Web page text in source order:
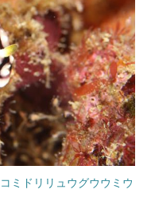
コミドリリュウグウウミウ